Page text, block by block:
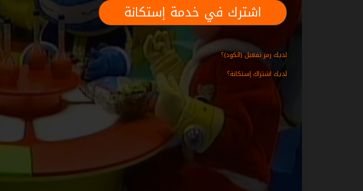
اشترك في خدمة إستكانة
لديك رمز تفعيل (الكود)؟
لديك اشتراك إستكانة؟